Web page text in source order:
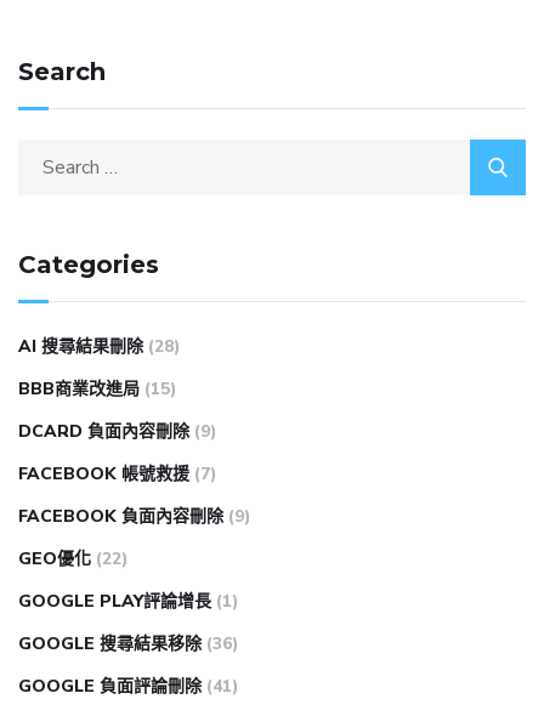
Search
Categories
AI 搜尋結果刪除 (28)
BBB商業改進局 (15)
DCARD 負面內容刪除 (9)
FACEBOOK 帳號救援 (7)
FACEBOOK 負面內容刪除 (9)
GEO優化 (22)
GOOGLE PLAY評論增長 (1)
GOOGLE 搜尋結果移除 (36)
GOOGLE 負面評論刪除 (41)